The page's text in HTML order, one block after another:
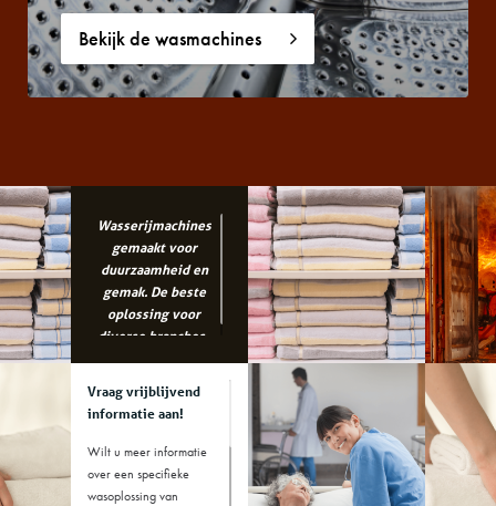
Bekijk de wasmachines
Wasserijmachines
gemaakt voor
duurzaamheid en
gemak. De beste
oplossing voor
diverse branches..
Vraag vrijblijvend
informatie aan!
Wilt u meer informatie
over een specifieke
wasoplossing van